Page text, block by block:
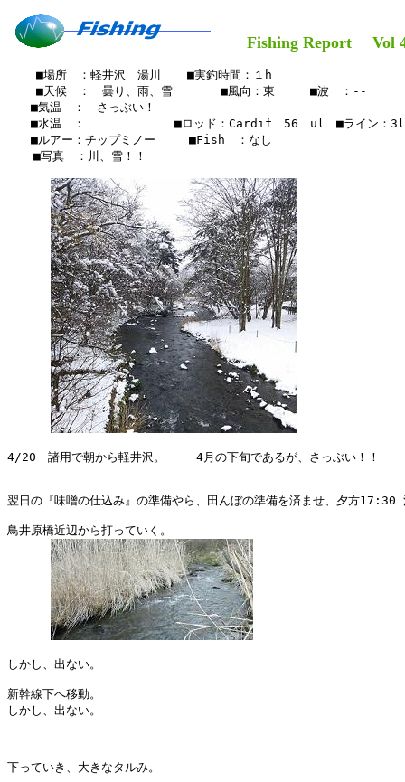
Fishing Report Vol
    ■場所　：軽井沢　湯川　  ■実釣時間：１h
    ■天候　：　曇り、雨、雪     　■風向：東　　　■波　：--
■気温　：　さっぶい！
■水温　：　　　　　　 　■ロッド：Cardif　56　ul　■ライン：
■ルアー：チップミノー　   ■Fish　：なし
  　■写真　：川、雪！！
4/20　諸用で朝から軽井沢。　　 4月の下旬であるが、さっぶい！！
翌日の『味噌の仕込み』の準備やら、田んぼの準備を済ませ、夕方17:30
鳥井原橋近辺から打っていく。
しかし、出ない。
新幹線下へ移動。
しかし、出ない。
下っていき、大きなタルみ。